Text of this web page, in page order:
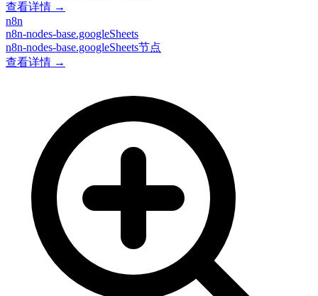
查看详情 →
n8n
n8n-nodes-base.googleSheets
n8n-nodes-base.googleSheets节点
查看详情 →